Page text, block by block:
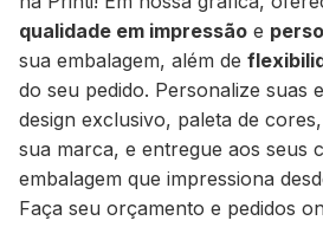
qualidade em impressão e
sua embalagem, além de
do seu pedido. Personalize suas
design exclusivo, paleta de
sua marca, e entregue aos seus
embalagem que impressiona
Faça seu orçamento e pedidos